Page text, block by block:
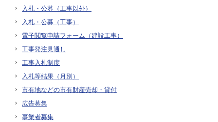
入札・公募（工事以外）
入札・公募（工事）
電子閲覧申請フォーム（建設工事）
工事発注見通し
工事入札制度
入札等結果（月別）
市有地などの市有財産売却・貸付
広告募集
事業者募集